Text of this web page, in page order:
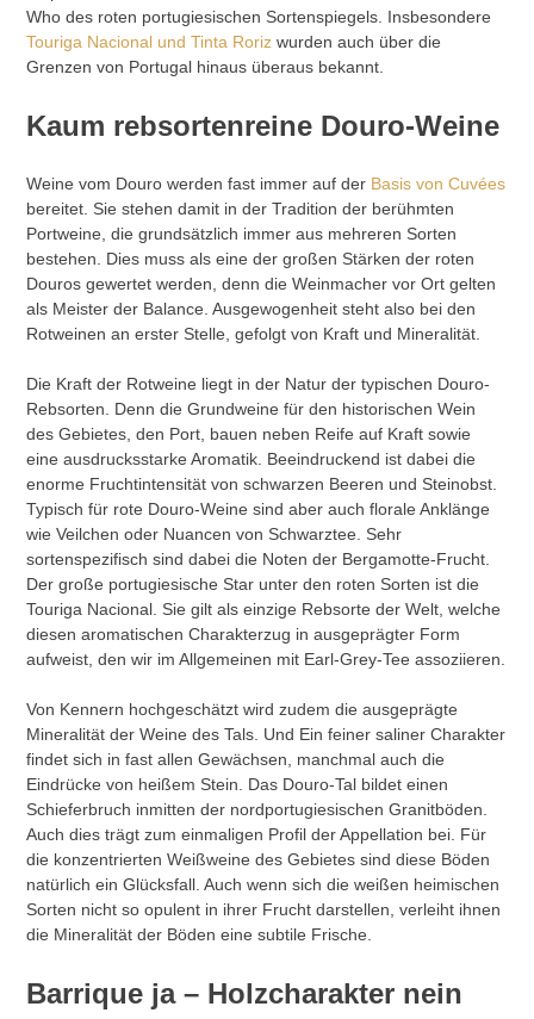
Who des roten portugiesischen Sortenspiegels. Insbesondere
Touriga Nacional und Tinta Roriz wurden auch über die
Grenzen von Portugal hinaus überaus bekannt.
Kaum rebsortenreine Douro-Weine
Weine vom Douro werden fast immer auf der Basis von Cuvées
bereitet. Sie stehen damit in der Tradition der berühmten
Portweine, die grundsätzlich immer aus mehreren Sorten
bestehen. Dies muss als eine der großen Stärken der roten
Douros gewertet werden, denn die Weinmacher vor Ort gelten
als Meister der Balance. Ausgewogenheit steht also bei den
Rotweinen an erster Stelle, gefolgt von Kraft und Mineralität.
Die Kraft der Rotweine liegt in der Natur der typischen Douro-
Rebsorten. Denn die Grundweine für den historischen Wein
des Gebietes, den Port, bauen neben Reife auf Kraft sowie
eine ausdrucksstarke Aromatik. Beeindruckend ist dabei die
enorme Fruchtintensität von schwarzen Beeren und Steinobst.
Typisch für rote Douro-Weine sind aber auch florale Anklänge
wie Veilchen oder Nuancen von Schwarztee. Sehr
sortenspezifisch sind dabei die Noten der Bergamotte-Frucht.
Der große portugiesische Star unter den roten Sorten ist die
Touriga Nacional. Sie gilt als einzige Rebsorte der Welt, welche
diesen aromatischen Charakterzug in ausgeprägter Form
aufweist, den wir im Allgemeinen mit Earl-Grey-Tee assoziieren.
Von Kennern hochgeschätzt wird zudem die ausgeprägte
Mineralität der Weine des Tals. Und Ein feiner saliner Charakter
findet sich in fast allen Gewächsen, manchmal auch die
Eindrücke von heißem Stein. Das Douro-Tal bildet einen
Schieferbruch inmitten der nordportugiesischen Granitböden.
Auch dies trägt zum einmaligen Profil der Appellation bei. Für
die konzentrierten Weißweine des Gebietes sind diese Böden
natürlich ein Glücksfall. Auch wenn sich die weißen heimischen
Sorten nicht so opulent in ihrer Frucht darstellen, verleiht ihnen
die Mineralität der Böden eine subtile Frische.
Barrique ja – Holzcharakter nein